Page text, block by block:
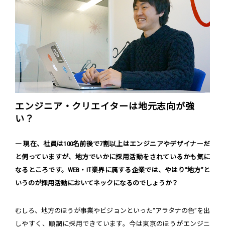
エンジニア・クリエイターは地元志向が強
い？
― 現在、社員は100名前後で7割以上はエンジニアやデザイナーだ
と伺っていますが、地方でいかに採用活動をされているかも気に
なるところです。WEB・IT業界に属する企業では、やはり“地方”と
いうのが採用活動においてネックになるのでしょうか？
むしろ、地方のほうが事業やビジョンといった“アラタナの色”を出
しやすく、順調に採用できています。今は東京のほうがエンジニ